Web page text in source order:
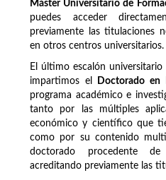
Máster Universitario de
puedes acceder
previamente las titulaciones
en otros centros universitarios.
El último escalón
impartimos el
Doctorado en
programa académico e
tanto por las múltiples
económico y científico que
como por su contenido
doctorado procedente
acreditando previamente las